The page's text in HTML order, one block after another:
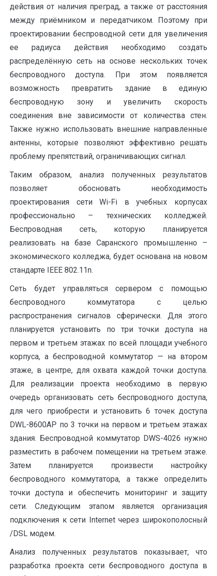
действия от наличия преград, а также от расстояния
между приёмником и передатчиком. Поэтому при
проектировании беспроводной сети для увеличения
ее радиуса действия необходимо создать
распределённую сеть на основе нескольких точек
беспроводного доступа. При этом появляется
возможность превратить здание в единую
беспроводную зону и увеличить скорость
соединения вне зависимости от количества стен.
Также нужно использовать внешние направленные
антенны, которые позволяют эффективно решать
проблему препятствий, ограничивающих сигнал.
Таким образом, анализ полученных результатов
позволяет обосновать необходимость
проектирования сети Wi-Fi в учебных корпусах
профессионально – технических колледжей.
Беспроводная сеть, которую планируется
реализовать на базе Саранского промышленно –
экономического колледжа, будет основана на новом
стандарте IEEE 802.11n.
Сеть будет управляться сервером с помощью
беспроводного коммутатора с целью
распространения сигналов сферически. Для этого
планируется установить по три точки доступа на
первом и третьем этажах по всей площади учебного
корпуса, а беспроводной коммутатор — на втором
этаже, в центре, для охвата каждой точки доступа.
Для реализации проекта необходимо в первую
очередь организовать сеть беспроводного доступа,
для чего приобрести и установить 6 точек доступа
DWL-8600AP по 3 точки на первом и третьем этажах
здания. Беспроводной коммутатор DWS-4026 нужно
разместить в рабочем помещении на третьем этаже.
Затем планируется произвести настройку
беспроводного коммутатора, а также определить
точки доступа и обеспечить мониторинг и защиту
сети. Следующим этапом является организация
подключения к сети Internet через широкополосный
/DSL модем.
Анализ полученных результатов показывает, что
разработка проекта сети беспроводного доступа в